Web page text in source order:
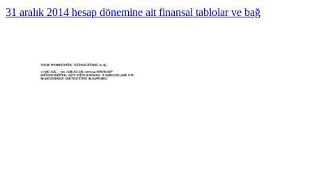
31 aralık 2014 hesap dönemine ait finansal tablolar ve bağ